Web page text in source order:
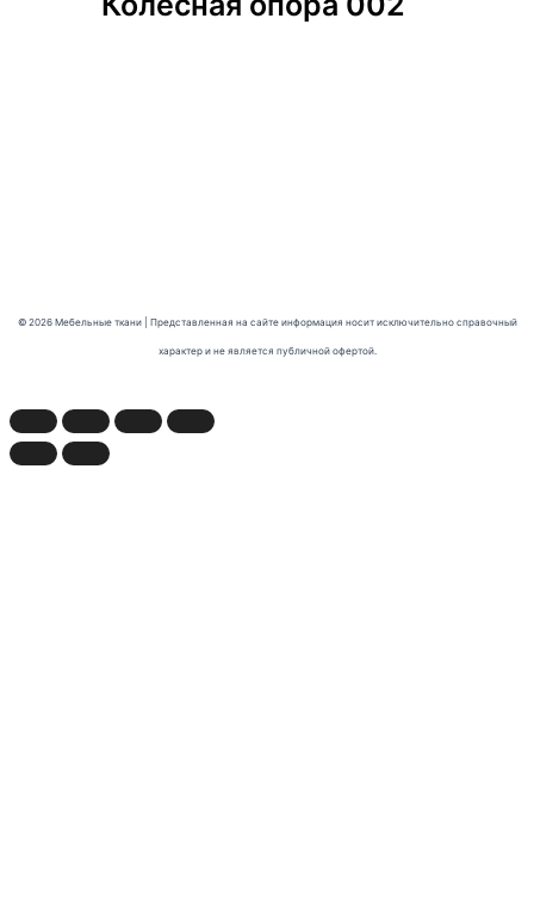
© 2026 Мебельные ткани | Представленная на сайте информация носит исключительно справочный
характер и не является публичной офертой.